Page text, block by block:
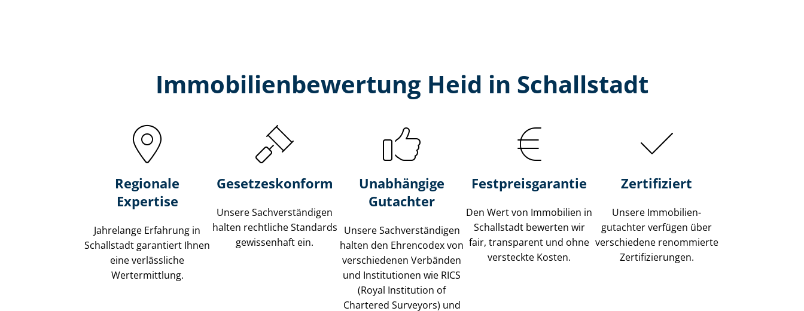
Immobilien­bewertung Heid in Schallstadt
Regionale
Expertise
Jahrelange Erfahrung in
Schallstadt garantiert Ihnen
eine verlässliche
Wertermittlung.
Gesetzes­konform
Unsere Sach­ver­stän­di­gen
halten rechtliche Standards
gewissenhaft ein.
Unabhängige
Gutachter
Unsere Sach­ver­stän­di­gen
halten den Ehrencodex von
verschiedenen Verbänden
und Institutionen wie RICS
(Royal Institution of
Chartered Surveyors) und
Festpreis​garantie
Den Wert von Immobilien in
Schallstadt bewerten wir
fair, transparent und ohne
versteckte Kosten.
Zertifiziert
Unsere Immobilien­
gutachter verfügen über
verschiedene renommierte
Zer­ti­fi­zie­run­gen.